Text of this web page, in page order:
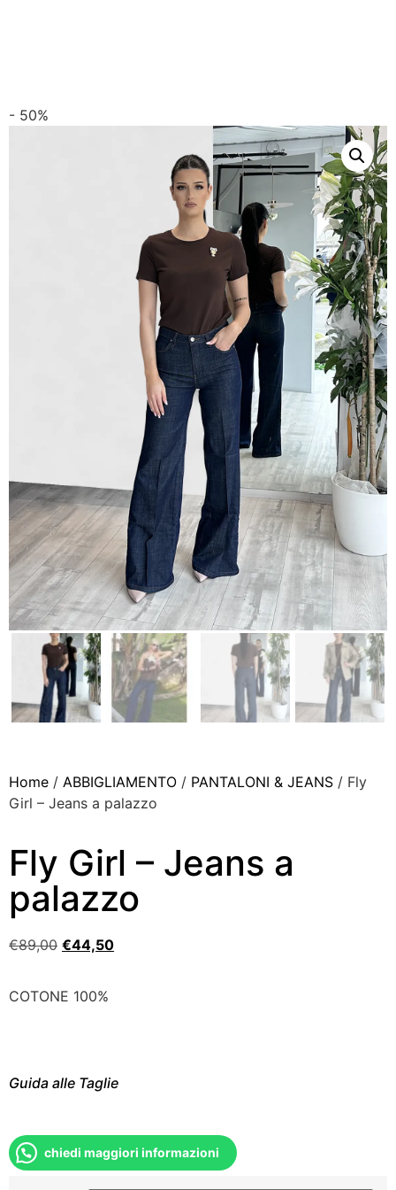
- 50%
Home / ABBIGLIAMENTO / PANTALONI & JEANS / Fly
Girl – Jeans a palazzo
Fly Girl – Jeans a
palazzo
€89,00 €44,50
COTONE 100%
Guida alle Taglie
chiedi maggiori informazioni